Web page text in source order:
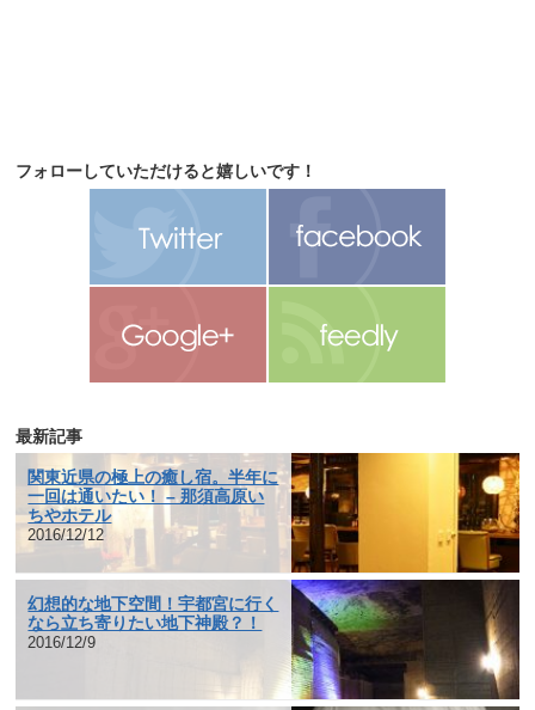
フォローしていただけると嬉しいです！
最新記事
関東近県の極上の癒し宿。半年に
一回は通いたい！ – 那須高原い
ちやホテル
2016/12/12
幻想的な地下空間！宇都宮に行く
なら立ち寄りたい地下神殿？！
2016/12/9